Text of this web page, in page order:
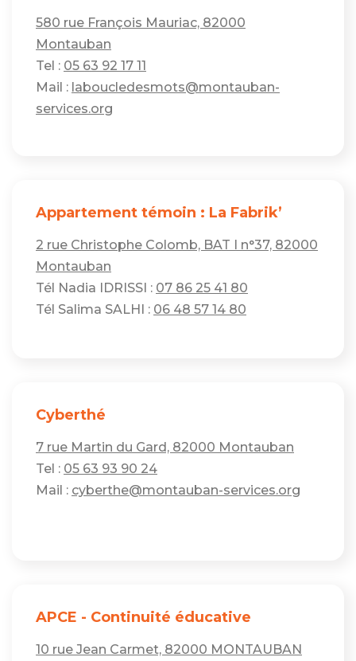
580 rue François Mauriac, 82000
Montauban
Tel : 05 63 92 17 11
Mail : laboucledesmots@montauban-
services.org
Appartement témoin : La Fabrik’
2 rue Christophe Colomb, BAT I n°37, 82000
Montauban
Tél Nadia IDRISSI : 07 86 25 41 80
Tél Salima SALHI : 06 48 57 14 80
Cyberthé
7 rue Martin du Gard, 82000 Montauban
Tel : 05 63 93 90 24
Mail : cyberthe@montauban-services.org
APCE - Continuité éducative
10 rue Jean Carmet, 82000 MONTAUBAN